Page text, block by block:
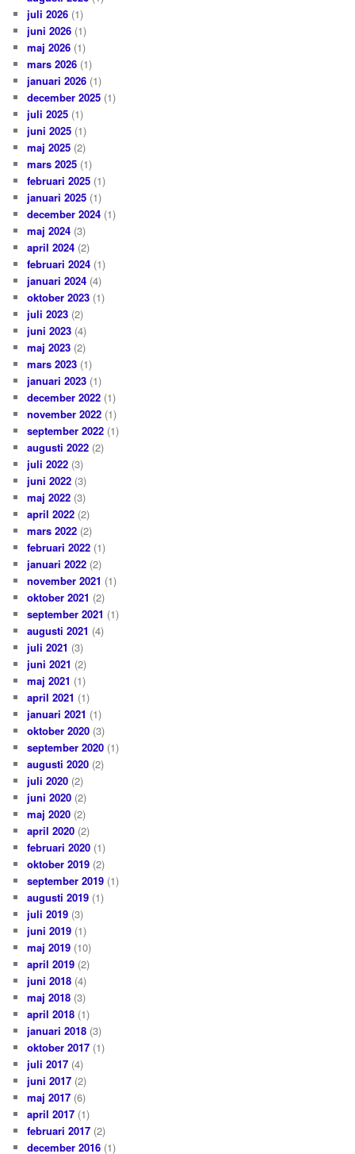
juli 2026 (1)
juni 2026 (1)
maj 2026 (1)
mars 2026 (1)
januari 2026 (1)
december 2025 (1)
juli 2025 (1)
juni 2025 (1)
maj 2025 (2)
mars 2025 (1)
februari 2025 (1)
januari 2025 (1)
december 2024 (1)
maj 2024 (3)
april 2024 (2)
februari 2024 (1)
januari 2024 (4)
oktober 2023 (1)
juli 2023 (2)
juni 2023 (4)
maj 2023 (2)
mars 2023 (1)
januari 2023 (1)
december 2022 (1)
november 2022 (1)
september 2022 (1)
augusti 2022 (2)
juli 2022 (3)
juni 2022 (3)
maj 2022 (3)
april 2022 (2)
mars 2022 (2)
februari 2022 (1)
januari 2022 (2)
november 2021 (1)
oktober 2021 (2)
september 2021 (1)
augusti 2021 (4)
juli 2021 (3)
juni 2021 (2)
maj 2021 (1)
april 2021 (1)
januari 2021 (1)
oktober 2020 (3)
september 2020 (1)
augusti 2020 (2)
juli 2020 (2)
juni 2020 (2)
maj 2020 (2)
april 2020 (2)
februari 2020 (1)
oktober 2019 (2)
september 2019 (1)
augusti 2019 (1)
juli 2019 (3)
juni 2019 (1)
maj 2019 (10)
april 2019 (2)
juni 2018 (4)
maj 2018 (3)
april 2018 (1)
januari 2018 (3)
oktober 2017 (1)
juli 2017 (4)
juni 2017 (2)
maj 2017 (6)
april 2017 (1)
februari 2017 (2)
december 2016 (1)